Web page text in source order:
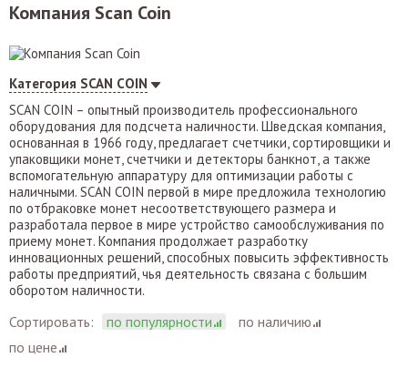
Компания Scan Coin
Категория SCAN COIN
SCAN COIN – опытный производитель профессионального
оборудования для подсчета наличности. Шведская компания,
основанная в 1966 году, предлагает счетчики, сортировщики и
упаковщики монет, счетчики и детекторы банкнот, а также
вспомогательную аппаратуру для оптимизации работы с
наличными. SCAN COIN первой в мире предложила технологию
по отбраковке монет несоответствующего размера и
разработала первое в мире устройство самообслуживания по
приему монет. Компания продолжает разработку
инновационных решений, способных повысить эффективность
работы предприятий, чья деятельность связана с большим
оборотом наличности.
Сортировать: по популярности
по наличию
по цене